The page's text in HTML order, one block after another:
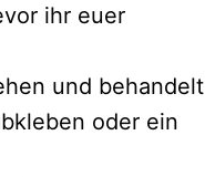
ihr euer
und behandelt
oder ein